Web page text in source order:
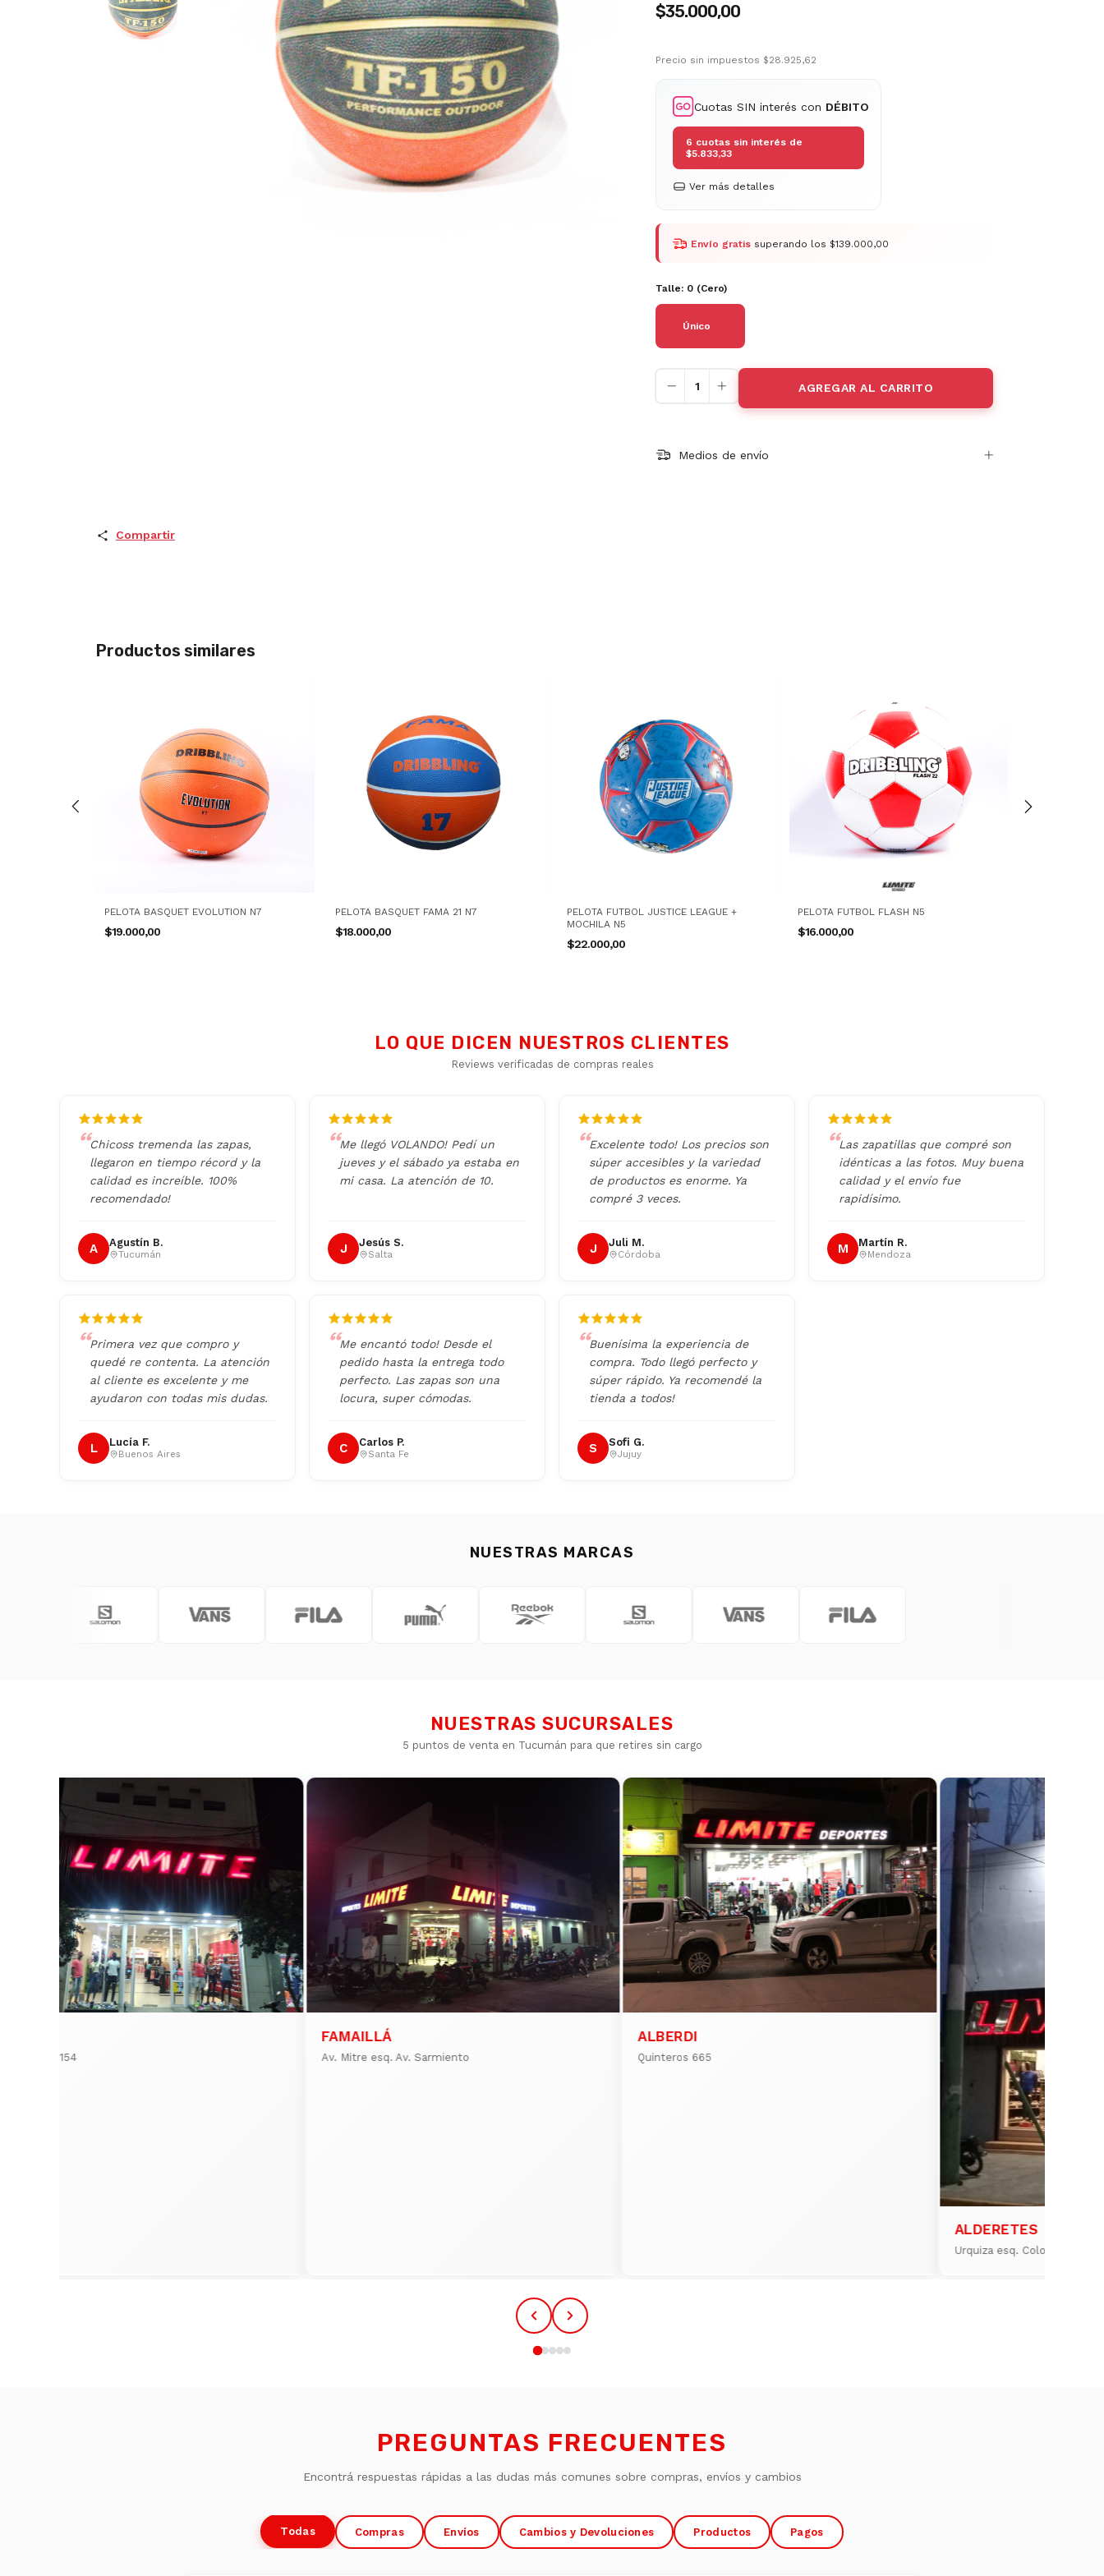
$35.000,00
Precio sin impuestos $28.925,62
Cuotas SIN interés con DÉBITO
6 cuotas sin interés de
$5.833,33
Ver más detalles
Envío gratis superando los $139.000,00
Talle: 0 (Cero)
Medios de envío
Compartir
Productos similares
PELOTA BASQUET EVOLUTION N7
$19.000,00
PELOTA BASQUET FAMA 21 N7
$18.000,00
PELOTA FUTBOL JUSTICE LEAGUE +
MOCHILA N5
$22.000,00
PELOTA FUTBOL FLASH N5
$16.000,00
LO QUE DICEN NUESTROS CLIENTES
Reviews verificadas de compras reales
Chicoss tremenda las zapas,
llegaron en tiempo récord y la
calidad es increíble. 100%
recomendado!
A Agustín B.
Tucumán
Me llegó VOLANDO! Pedí un
jueves y el sábado ya estaba en
mi casa. La atención de 10.
J Jesús S.
Salta
Excelente todo! Los precios son
súper accesibles y la variedad
de productos es enorme. Ya
compré 3 veces.
J Juli M.
Córdoba
Las zapatillas que compré son
idénticas a las fotos. Muy buena
calidad y el envío fue
rapidísimo.
M Martín R.
Mendoza
Primera vez que compro y
quedé re contenta. La atención
al cliente es excelente y me
ayudaron con todas mis dudas.
L Lucía F.
Buenos Aires
Me encantó todo! Desde el
pedido hasta la entrega todo
perfecto. Las zapas son una
locura, super cómodas.
C Carlos P.
Santa Fe
Buenísima la experiencia de
compra. Todo llegó perfecto y
súper rápido. Ya recomendé la
tienda a todos!
S Sofi G.
Jujuy
NUESTRAS MARCAS
NUESTRAS SUCURSALES
5 puntos de venta en Tucumán para que retires sin cargo
9 de Julio 154
FAMAILLÁ
Av. Mitre esq. Av. Sarmiento
ALBERDI
Quinteros 665
ALDERETES
Urquiza esq. Colombres
PREGUNTAS FRECUENTES
Encontrá respuestas rápidas a las dudas más comunes sobre compras, envíos y cambios
Todas Compras Envíos Cambios y Devoluciones Productos Pagos